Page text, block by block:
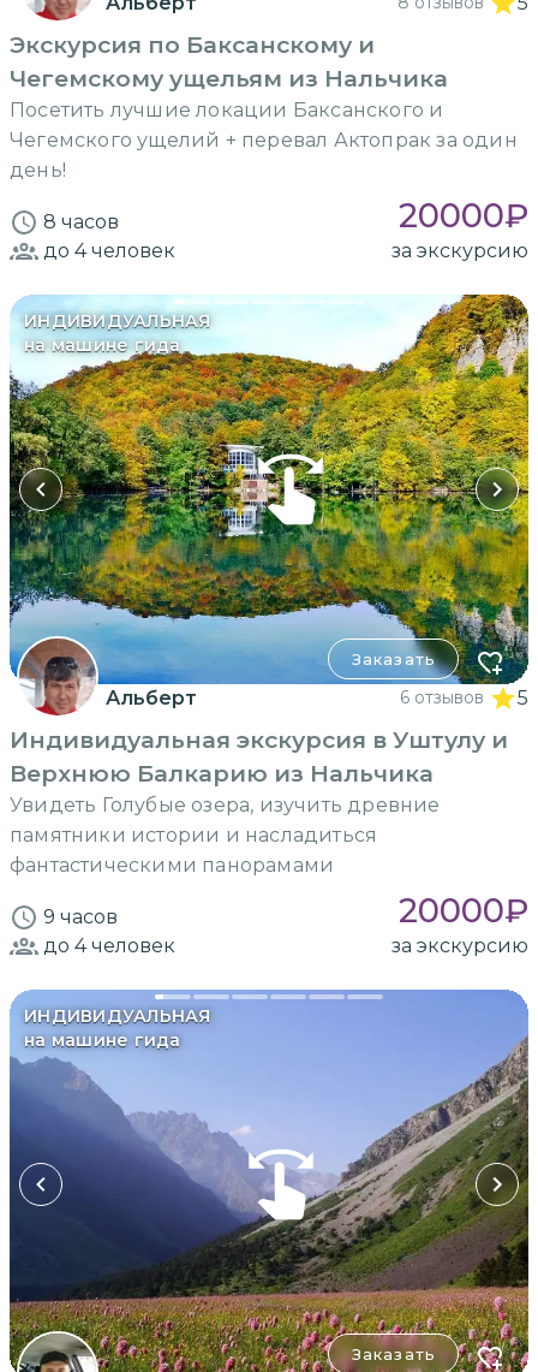
Экскурсия по Баксанскому и
Чегемскому ущельям из Нальчика
Посетить лучшие локации Баксанского и
Чегемского ущелий + перевал Актопрак за один
день!
8 часов 20000₽
до 4человек за экскурсию
ИНДИВИДУАЛЬНАЯ
на машине гида
Заказать
Альберт 6 отзывов 5
Индивидуальная экскурсия в Уштулу и
Верхнюю Балкарию из Нальчика
Увидеть Голубые озера, изучить древние
памятники истории и насладиться
фантастическими панорамами
9 часов 20000₽
до 4человек за экскурсию
ИНДИВИДУАЛЬНАЯ
на машине гида
Заказать